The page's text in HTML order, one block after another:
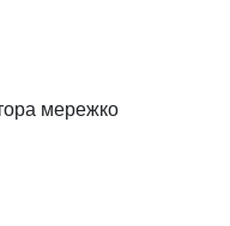
мережко